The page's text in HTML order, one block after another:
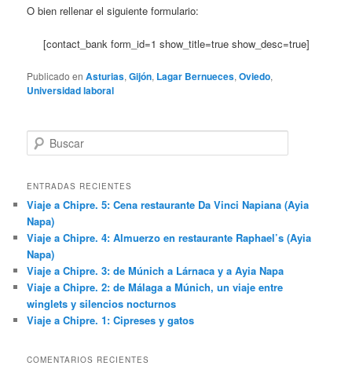
O bien rellenar el siguiente formulario:
[contact_bank form_id=1 show_title=true show_desc=true]
Publicado en Asturias,Gijón, Lagar Bernueces,Oviedo,
Universidad laboral
u
c
r
ENTRADAS RECIENTES
Viaje a Chipre. 5: Cena restaurante Da Vinci Napiana (Ayia
Napa)
Viaje a Chipre. 4: Almuerzo en restaurante Raphael’s (Ayia
Napa)
Viaje a Chipre. 3: de Múnich a Lárnaca y a Ayia Napa
Viaje a Chipre. 2: de Málaga a Múnich, un viaje entre
winglets y silencios nocturnos
Viaje a Chipre. 1: Cipreses y gatos
COMENTARIOS RECIENTES